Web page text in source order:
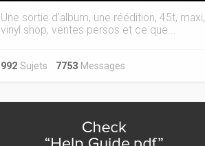
Une sortie d'album, une réédition, 45t, maxi,
vinyl shop, ventes persos et ce que...
992 Sujets 7753 Messages